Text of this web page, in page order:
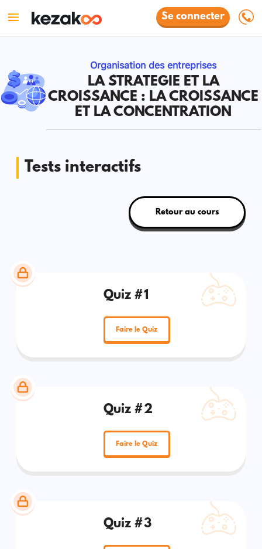
Se connecter
Organisation des entreprises
LA STRATEGIE ET LA
CROISSANCE : LA CROISSANCE
ET LA CONCENTRATION
Tests interactifs
Retour au cours
Quiz #1
Faire le Quiz
Quiz #2
Faire le Quiz
Quiz #3